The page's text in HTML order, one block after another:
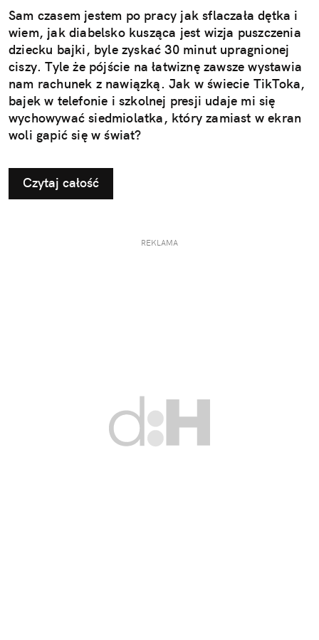
Sam czasem jestem po pracy jak sflaczała dętka i
wiem, jak diabelsko kusząca jest wizja puszczenia
dziecku bajki, byle zyskać 30 minut upragnionej
ciszy. Tyle że pójście na łatwiznę zawsze wystawia
nam rachunek z nawiązką. Jak w świecie TikToka,
bajek w telefonie i szkolnej presji udaje mi się
wychowywać siedmiolatka, który zamiast w ekran
woli gapić się w świat?
Czytaj całość
REKLAMA